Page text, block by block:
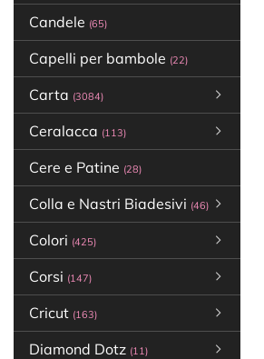
Candele (65)
Capelli per bambole (22)
Carta (3084)
Ceralacca (113)
Cere e Patine (28)
Colla e Nastri Biadesivi (46)
Colori (425)
Corsi (147)
Cricut (163)
Diamond Dotz (11)